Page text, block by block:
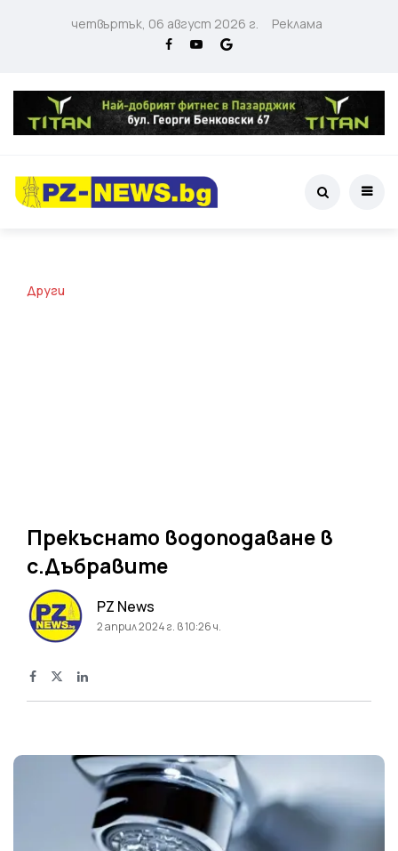
четвъртък, 06 август 2026 г. Реклама
Други
Прекъснато водоподаване в
с.Дъбравите
PZ News
2 април 2024 г. в 10:26 ч.